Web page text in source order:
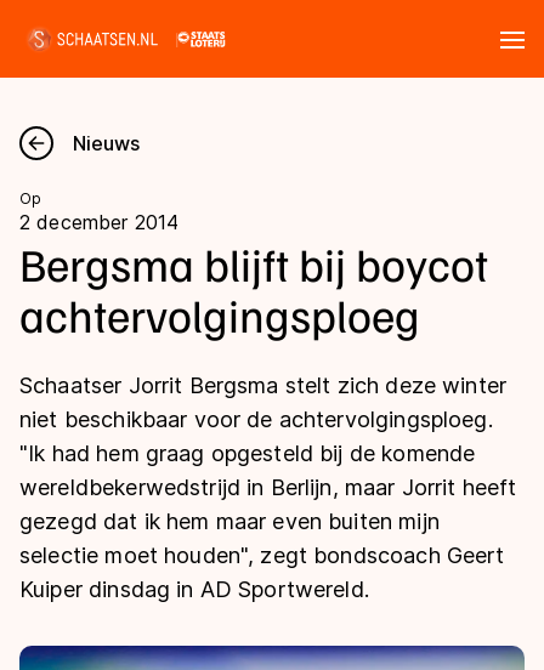
Nieuws
Kalender
Disciplines
Langebaan
Shorttrack
Inlineskaten
Kunstschaatsen
Schoonrijden
Uitslagen
Langebaan
Shorttrack
Marathon
Inlineskaten
Tijden & historie
Ranglijsten Langebaan
Persoonlijke records & tijden
De weg op
Inschrijven wedstrijden
Algemene Nederlandse Schaatstijd
Nieuws
Op
2 december 2014
Bergsma blijft bij boycot
achtervolgingsploeg
Schaatser Jorrit Bergsma stelt zich deze winter
niet beschikbaar voor de achtervolgingsploeg.
"Ik had hem graag opgesteld bij de komende
wereldbekerwedstrijd in Berlijn, maar Jorrit heeft
gezegd dat ik hem maar even buiten mijn
selectie moet houden", zegt bondscoach Geert
Kuiper dinsdag in AD Sportwereld.